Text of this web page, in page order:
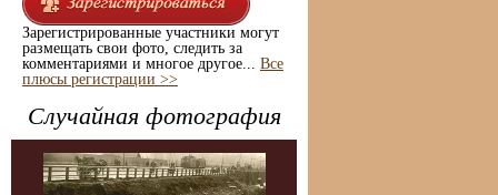
Зарегистрированные участники могут
размещать свои фото, следить за
комментариями и многое другое... Все
плюсы регистрации >>
Случайная фотография